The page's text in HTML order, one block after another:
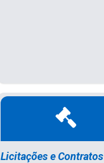
Licitações e Contratos